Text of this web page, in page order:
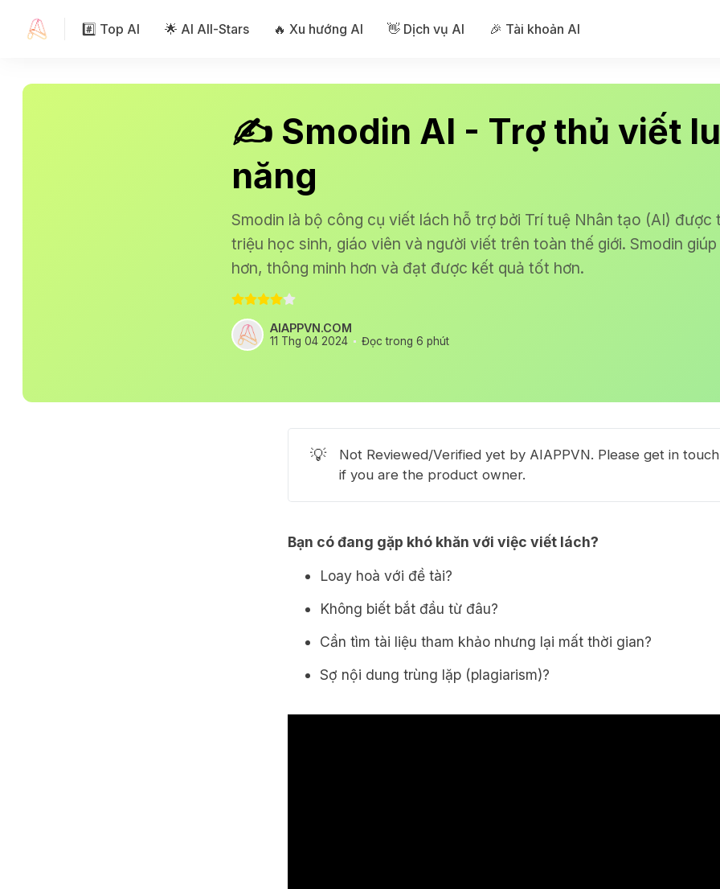
#️⃣ Top AI 🌟 AI All-Stars 🔥 Xu hướng AI 👋 Dịch vụ AI 🎉 Tài khoản AI
✍️ Smodin AI - Trợ thủ viết
năng
Smodin là bộ công cụ viết lách hỗ trợ bởi Trí tuệ Nhân tạo (AI) được
triệu học sinh, giáo viên và người viết trên toàn thế giới. Smodin
hơn, thông minh hơn và đạt được kết quả tốt hơn.
AIAPPVN.COM
11 Thg 04 2024 Đọc trong 6 phút
💡
Not Reviewed/Verified yet by AIAPPVN. Please get in
if you are the product owner.
Bạn có đang gặp khó khăn với việc viết lách?
Loay hoà với đề tài?
Không biết bắt đầu từ đâu?
Cần tìm tài liệu tham khảo nhưng lại mất thời gian?
Sợ nội dung trùng lặp (plagiarism)?